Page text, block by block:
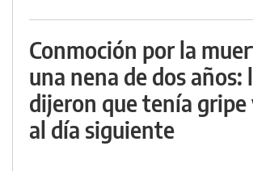
Conmoción por la
una nena de dos años:
dijeron que tenía
al día siguiente